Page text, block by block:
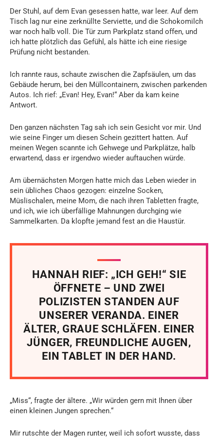
Der Stuhl, auf dem Evan gesessen hatte, war leer. Auf dem
Tisch lag nur eine zerknüllte Serviette, und die Schokomilch
war noch halb voll. Die Tür zum Parkplatz stand offen, und
ich hatte plötzlich das Gefühl, als hätte ich eine riesige
Prüfung nicht bestanden.
Ich rannte raus, schaute zwischen die Zapfsäulen, um das
Gebäude herum, bei den Müllcontainern, zwischen parkenden
Autos. Ich rief: „Evan! Hey, Evan!“ Aber da kam keine
Antwort.
Den ganzen nächsten Tag sah ich sein Gesicht vor mir. Und
wie seine Finger um diesen Schein gezittert hatten. Auf
meinen Wegen scannte ich Gehwege und Parkplätze, halb
erwartend, dass er irgendwo wieder auftauchen würde.
Am übernächsten Morgen hatte mich das Leben wieder in
sein übliches Chaos gezogen: einzelne Socken,
Müslischalen, meine Mom, die nach ihren Tabletten fragte,
und ich, wie ich überfällige Mahnungen durchging wie
Sammelkarten. Da klopfte jemand fest an die Haustür.
HANNAH RIEF: „ICH GEH!“ SIE
ÖFFNETE – UND ZWEI
POLIZISTEN STANDEN AUF
UNSERER VERANDA. EINER
ÄLTER, GRAUE SCHLÄFEN. EINER
JÜNGER, FREUNDLICHE AUGEN,
EIN TABLET IN DER HAND.
„Miss“, fragte der ältere. „Wir würden gern mit Ihnen über
einen kleinen Jungen sprechen.“
Mir rutschte der Magen runter, weil ich sofort wusste, dass